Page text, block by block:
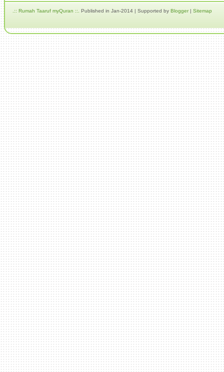
.:: Rumah Taaruf myQuran ::. Published in Jan-2014 | Supported by Blogger| Sitemap